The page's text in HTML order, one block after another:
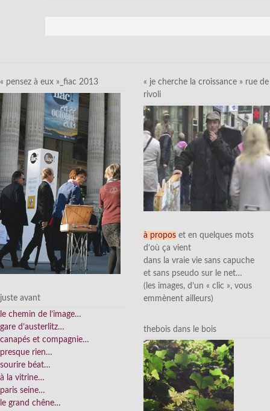
« pensez à eux »_fiac 2013
juste avant
le chemin de l’image…
gare d’austerlitz…
canapés et compagnie…
presque rien…
sourire béat…
à la vitrine…
paris seine…
le grand chêne…
« je cherche la croissance » rue de
rivoli
à propos et en quelques mots
d’où ça vient
dans la vraie vie sans capuche
et sans pseudo sur le net…
(les images, d’un « clic », vous
emmènent ailleurs)
thebois dans le bois